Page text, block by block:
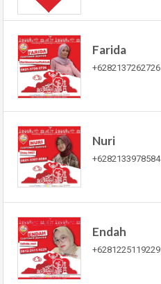
Farida
+6282137262726
Nuri
+6282133978584
Endah
+6281225119229